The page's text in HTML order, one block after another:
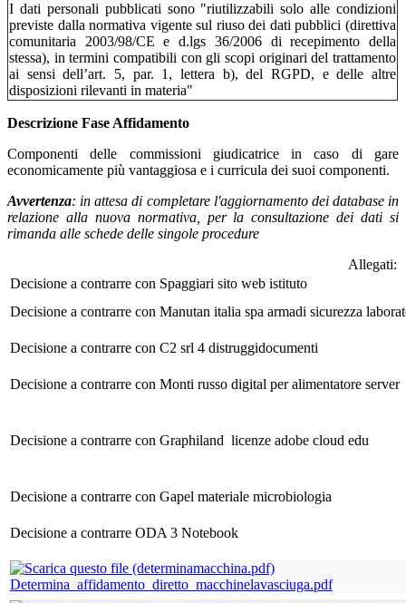
I dati personali pubblicati sono "riutilizzabili solo alle condizioni
previste dalla normativa vigente sul riuso dei dati pubblici (direttiva
comunitaria 2003/98/CE e d.lgs 36/2006 di recepimento della
stessa), in termini compatibili con gli scopi originari del trattamento
ai sensi dell’art. 5, par. 1, lettera b), del RGPD, e delle altre
disposizioni rilevanti in materia"
Descrizione Fase Affidamento
Componenti delle commissioni giudicatrice in caso di gare
economicamente più vantaggiosa e i curricula dei suoi componenti.
Avvertenza: in attesa di completare l'aggiornamento dei database in
relazione alla nuova normativa, per la consultazione dei dati si
rimanda alle schede delle singole procedure
Allegati:
Decisione a contrarre con Spaggiari sito web istituto
Decisione a contrarre con Manutan italia spa armadi sicurezza
Decisione a contrarre con C2 srl 4 distruggidocumenti
Decisione a contrarre con Monti russo digital per alimentatore server
Decisione a contrarre con Graphiland licenze adobe cloud edu
Decisione a contrarre con Gapel materiale microbiologia
Decisione a contrarre ODA 3 Notebook
Determina_affidamento_diretto_macchinelavasciuga.pdf